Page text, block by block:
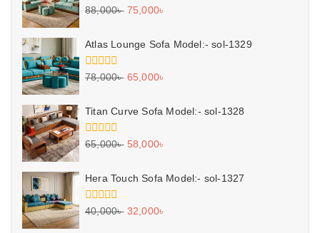
0
5
88,000৳ 75,000৳
Atlas Lounge Sofa Model:- sol-1329
0
5
78,000৳ 65,000৳
Titan Curve Sofa Model:- sol-1328
0
5
65,000৳ 58,000৳
Hera Touch Sofa Model:- sol-1327
0
40,000৳ 32,000৳